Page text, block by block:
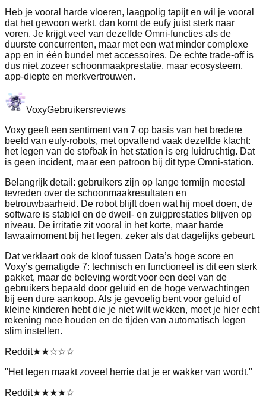
Heb je vooral harde vloeren, laagpolig tapijt en wil je vooral
dat het gewoon werkt, dan komt de eufy juist sterk naar
voren. Je krijgt veel van dezelfde Omni-functies als de
duurste concurrenten, maar met een wat minder complexe
app en in één bundel met accessoires. De echte trade-off is
dus niet zozeer schoonmaakprestatie, maar ecosysteem,
app-diepte en merkvertrouwen.
VoxyGebruikersreviews
Voxy geeft een sentiment van 7 op basis van het bredere
beeld van eufy-robots, met opvallend vaak dezelfde klacht:
het legen van de stofbak in het station is erg luidruchtig. Dat
is geen incident, maar een patroon bij dit type Omni-station.
Belangrijk detail: gebruikers zijn op lange termijn meestal
tevreden over de schoonmaakresultaten en
betrouwbaarheid. De robot blijft doen wat hij moet doen, de
software is stabiel en de dweil- en zuigprestaties blijven op
niveau. De irritatie zit vooral in het korte, maar harde
lawaaimoment bij het legen, zeker als dat dagelijks gebeurt.
Dat verklaart ook de kloof tussen Data’s hoge score en
Voxy’s gematigde 7: technisch en functioneel is dit een sterk
pakket, maar de beleving wordt voor een deel van de
gebruikers bepaald door geluid en de hoge verwachtingen
bij een dure aankoop. Als je gevoelig bent voor geluid of
kleine kinderen hebt die je niet wilt wekken, moet je hier echt
rekening mee houden en de tijden van automatisch legen
slim instellen.
Reddit★★☆☆☆
"Het legen maakt zoveel herrie dat je er wakker van wordt."
Reddit★★★★☆